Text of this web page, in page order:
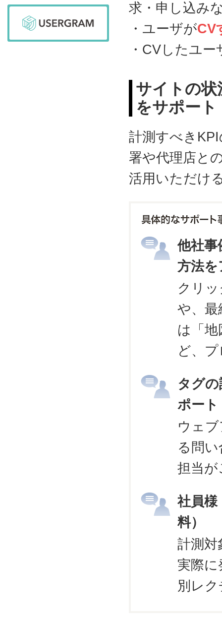
求・申し込み
・ユーザがCV
・CVしたユ
サイトの
をサポート
計測すべき
署や代理店と
活用いただけ
他社事
方法
クリ
や、最
は「
ど、
タグ
ポート
ウェ
る問
担当が
社員様
料）
計測対
実際
別レ